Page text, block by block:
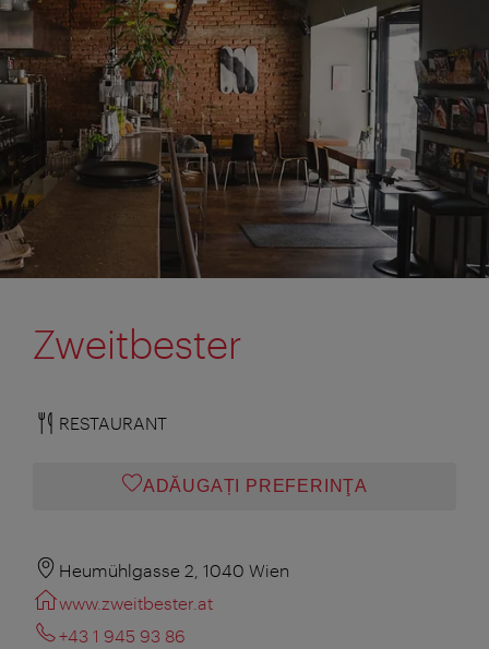
Zweitbester
RESTAURANT
ADĂUGAȚI PREFERINŢA
Heumühlgasse 2, 1040 Wien
www.zweitbester.at
+43 1 945 93 86